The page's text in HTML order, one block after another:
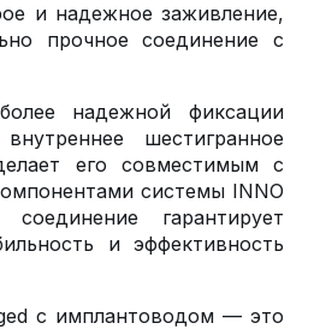
и надежное заживление,
прочное соединение с
надежной фиксации
шестигранное
его совместимым с
системы INNO
гарантирует
и эффективность
с имплантоводом — это